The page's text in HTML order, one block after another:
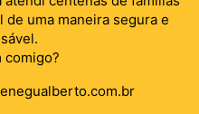
uma maneira segura e
comigo?